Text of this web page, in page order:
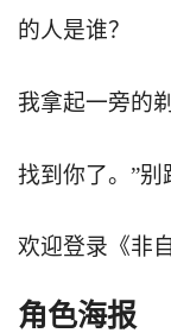
的人是谁？
我拿起一旁的
找到你了。”别
欢迎登录《非
角色海报